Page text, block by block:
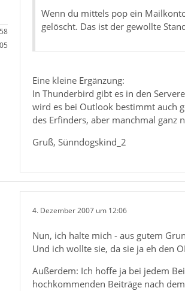
Wenn du mittels pop ein
gelöscht. Das ist der gewollte
Eine kleine Ergänzung:
In Thunderbird gibt es in den
wird es bei Outlook bestimmt auch
des Erfinders, aber manchmal ganz
Gruß, Sünndogskind_2
4. Dezember 2007 um 12:06
Nun, ich halte mich - aus gutem
Und ich wollte sie, da sie ja eh den
Außerdem: Ich hoffe ja bei jedem
hochkommenden Beiträge nach